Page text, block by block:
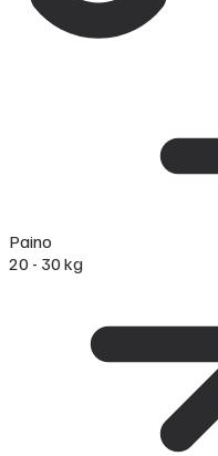
Paino
20 - 30 kg